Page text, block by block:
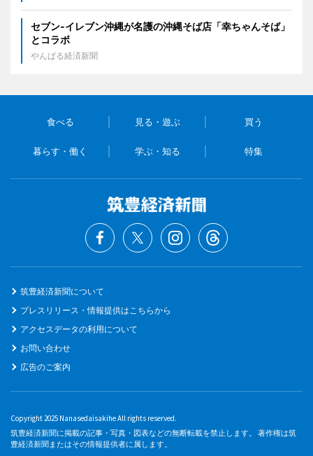
セブン‐イレブン沖縄が名護の沖縄そば店「幸ちゃんそば」
とコラボ
やんばる経済新聞
食べる 見る・遊ぶ 買う
暮らす・働く 学ぶ・知る 特集
筑豊経済新聞について
プレスリリース・情報提供はこちらから
アクセスデータの利用について
お問い合わせ
広告のご案内
Copyright 2025 Nanasedaisakihe All rights reserved.
筑豊経済新聞に掲載の記事・写真・図表などの無断転載を禁止します。 著作権は筑
豊経済新聞またはその情報提供者に属します。